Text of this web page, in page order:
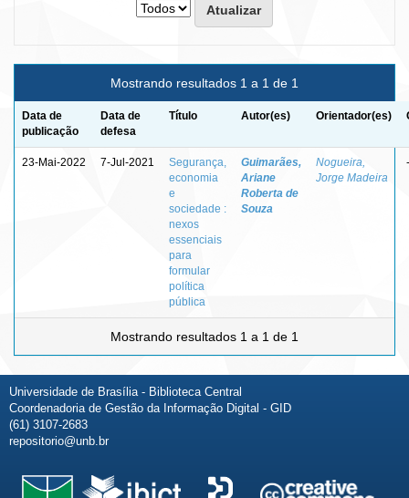
Mostrando resultados 1 a 1 de 1
Data de
publicação
Data de
defesa
Título Autor(es) Orientador(es)
23-Mai-2022 7-Jul-2021
Segurança,
economia
e
sociedade :
nexos
essenciais
para
formular
política
pública
Guimarães,
Ariane
Roberta de
Souza
Nogueira,
Jorge Madeira
-
Mostrando resultados 1 a 1 de 1
Universidade de Brasília - Biblioteca Central
Coordenadoria de Gestão da Informação Digital - GID
(61) 3107-2683
repositorio@unb.br